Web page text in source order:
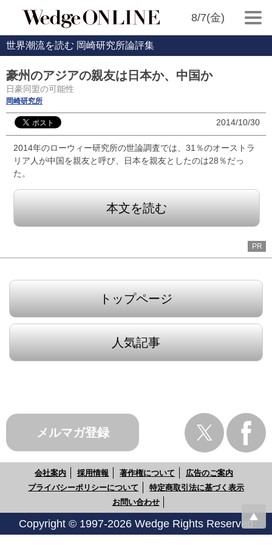
8/7(金)
世界潮流を読む 岡崎研究所論評集
豪州のアジアの親友は日本か、中国か
日豪同盟の可能性
岡崎研究所
2014/10/30
2014年のローウィー研究所の世論調査では、31％のオーストラ
リア人が中国を親友と呼び、日本を親友としたのは28％だっ
た。
本文を読む
PR
トップページ
人気記事
メルマガ登録
会社案内 採用情報 著作権について
広告のご案内
プライバシーポリシーについて
特定商取引法に基づく表示
お問い合わせ
Copyright © 1997-2026 Wedge Rights Reserved